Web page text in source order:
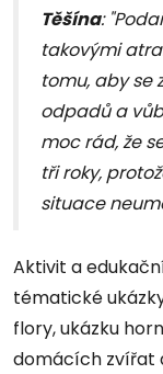
Těšína:
takovými
tomu, aby se
odpadů a
moc rád, že
tři roky,
situace
Aktivit a
tématické
flory, ukázku
domácích zvířat